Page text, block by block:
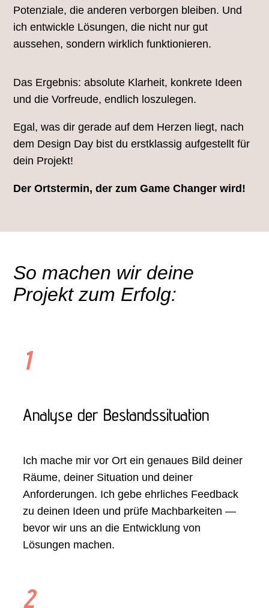
Potenziale, die anderen verborgen bleiben. Und
ich entwickle Lösungen, die nicht nur gut
aussehen, sondern wirklich funktionieren.
Das Ergebnis: absolute Klarheit, konkrete Ideen
und die Vorfreude, endlich loszulegen.
Egal, was dir gerade auf dem Herzen liegt, nach
dem Design Day bist du erstklassig aufgestellt für
dein Projekt!
Der Ortstermin, der zum Game Changer wird!
So machen wir deine
Projekt zum Erfolg:
1
Analyse der Bestandssituation
Ich mache mir vor Ort ein genaues Bild deiner
Räume, deiner Situation und deiner
Anforderungen. Ich gebe ehrliches Feedback
zu deinen Ideen und prüfe Machbarkeiten —
bevor wir uns an die Entwicklung von
Lösungen machen.
2